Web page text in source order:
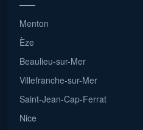
Menton
Èze
Beaulieu-sur-Mer
Villefranche-sur-Mer
Saint-Jean-Cap-Ferrat
Nice